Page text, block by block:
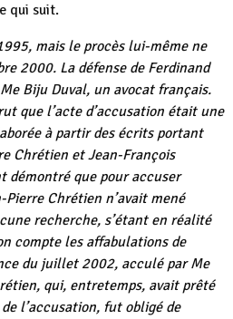
qui suit.
mais le procès lui-même ne
2000. La défense de Ferdinand
Biju Duval, un avocat français.
que l’acte d’accusation était une
à partir des écrits portant
Chrétien et Jean-François
démontré que pour accuser
Chrétien n’avait mené
recherche, s’étant en réalité
compte les affabulations de
du juillet 2002, acculé par Me
qui, entretemps, avait prêté
l’accusation, fut obligé de